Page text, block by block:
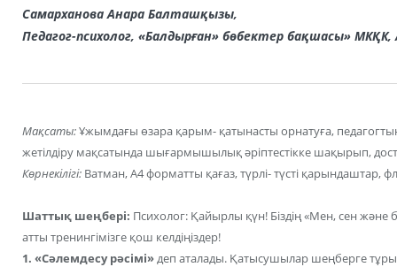
Самарханова Анара Балташқызы,
Педагог-психолог, «Балдырған» бөбектер бақшасы»
Мақсаты:Ұжымдағы өзара қарым- қатынасты орнатуға,
жетілдіру мақсатында шығармышылық әріптестікке шақырып,
Көрнекілігі: Ватман, А4 форматты қағаз, түрлі- түсті қарындаштар,
Шаттық шеңбері: Психолог: Қайырлы қүн! Біздің «Мен, сен және
атты тренингімізге қош келдіңіздер!
1. «Сәлемдесу рәсімі»деп аталады. Қатысушылар шеңберге